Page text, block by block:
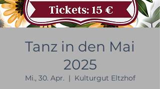
Tanz in den Mai
2025
Mi., 30. Apr.
  |
Kulturgut Eltzhof